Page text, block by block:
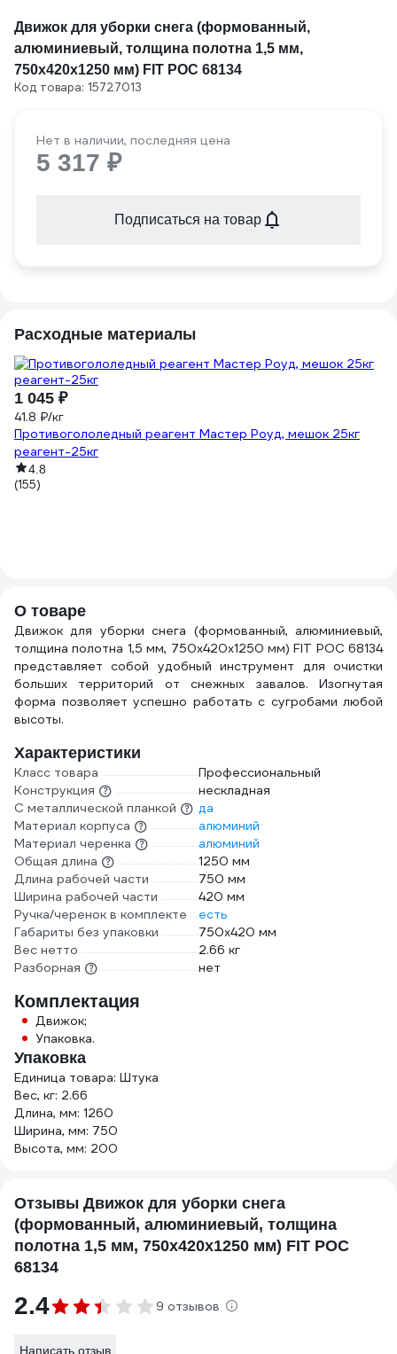
Движок для уборки снега (формованный,
алюминиевый, толщина полотна 1,5 мм,
750х420х1250 мм) FIT РОС 68134
Код товара: 15727013
Нет в наличии, последняя цена
5 317 ₽
Подписаться на товар
Расходные материалы
1 045 ₽
41.8 ₽/кг
Противогололедный реагент Мастер Роуд, мешок 25кг
реагент-25кг
4.8
(155)
О товаре
Движок для уборки снега (формованный, алюминиевый,
толщина полотна 1,5 мм, 750х420х1250 мм) FIT РОС 68134
представляет собой удобный инструмент для очистки
больших территорий от снежных завалов. Изогнутая
форма позволяет успешно работать с сугробами любой
высоты.
Характеристики
Класс товара
Профессиональный
Конструкция
нескладная
С металлической планкой
да
Материал корпуса
алюминий
Материал черенка
алюминий
Общая длина
1250 мм
Длина рабочей части
750 мм
Ширина рабочей части
420 мм
Ручка/черенок в комплекте
есть
Габариты без упаковки
750х420 мм
Вес нетто
2.66 кг
Разборная
нет
Комплектация
Движок;
Упаковка.
Упаковка
Единица товара: Штука
Вес, кг: 2.66
Длина, мм: 1260
Ширина, мм: 750
Высота, мм: 200
Отзывы Движок для уборки снега
(формованный, алюминиевый, толщина
полотна 1,5 мм, 750х420х1250 мм) FIT РОС
68134
2.4 9 отзывов
Написать отзыв